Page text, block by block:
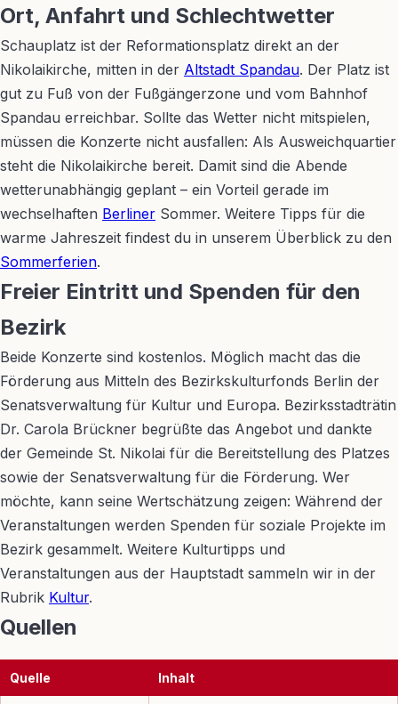
Ort, Anfahrt und Schlechtwetter
Schauplatz ist der Reformationsplatz direkt an der
Nikolaikirche, mitten in der Altstadt Spandau. Der Platz ist
gut zu Fuß von der Fußgängerzone und vom Bahnhof
Spandau erreichbar. Sollte das Wetter nicht mitspielen,
müssen die Konzerte nicht ausfallen: Als Ausweichquartier
steht die Nikolaikirche bereit. Damit sind die Abende
wetterunabhängig geplant – ein Vorteil gerade im
wechselhaften Berliner Sommer. Weitere Tipps für die
warme Jahreszeit findest du in unserem Überblick zu den
Sommerferien.
Freier Eintritt und Spenden für den
Bezirk
Beide Konzerte sind kostenlos. Möglich macht das die
Förderung aus Mitteln des Bezirkskulturfonds Berlin der
Senatsverwaltung für Kultur und Europa. Bezirksstadträtin
Dr. Carola Brückner begrüßte das Angebot und dankte
der Gemeinde St. Nikolai für die Bereitstellung des Platzes
sowie der Senatsverwaltung für die Förderung. Wer
möchte, kann seine Wertschätzung zeigen: Während der
Veranstaltungen werden Spenden für soziale Projekte im
Bezirk gesammelt. Weitere Kulturtipps und
Veranstaltungen aus der Hauptstadt sammeln wir in der
Rubrik Kultur.
Quellen
Quelle Inhalt